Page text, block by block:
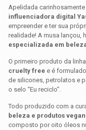
Apelidada
influenciadora digital
empreender e ter sua
realidade! A musa lançou,
especializada em
O primeiro produto da
cruelty free e é
de silicones, petrolatos e
o selo “Eu reciclo”.
Todo produzido com a
beleza e produtos
composto por oito óleos